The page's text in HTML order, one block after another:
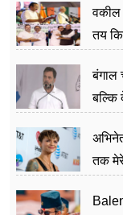
वकील
तय
बंगाल
बल्कि
तक मेरे